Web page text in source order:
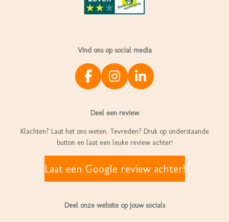
Vind ons op social media
F
e
b
o
o
k
I
t
a
g
r
a
m
L
e
d
I
n
Deel een review
Klachten? Laat het ons weten. Tevreden? Druk op onderstaande
button en laat een leuke review achter!
Laat een Google review achter!
Deel onze website op jouw socials